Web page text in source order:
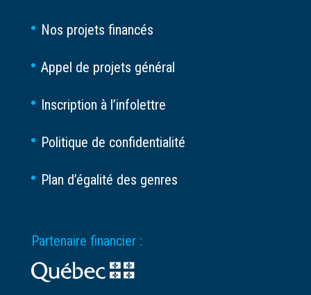
Nos projets financés
Appel de projets général
Inscription à l’infolettre
Politique de confidentialité
Plan d’égalité des genres
Partenaire financier :